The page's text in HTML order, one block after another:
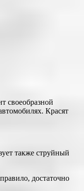
своеобразной
Красят
также струйный
достаточно